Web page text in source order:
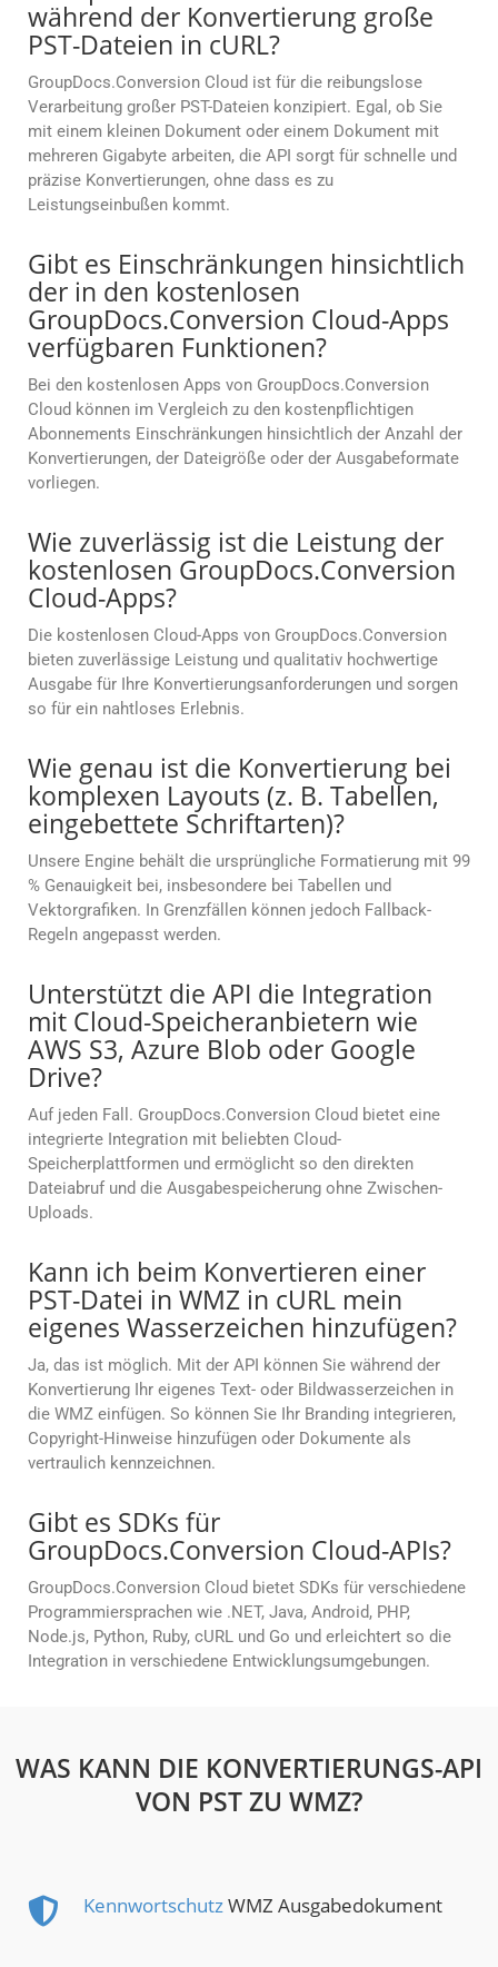
während der Konvertierung große
PST-Dateien in cURL?
GroupDocs.Conversion Cloud ist für die reibungslose
Verarbeitung großer PST-Dateien konzipiert. Egal, ob Sie
mit einem kleinen Dokument oder einem Dokument mit
mehreren Gigabyte arbeiten, die API sorgt für schnelle und
präzise Konvertierungen, ohne dass es zu
Leistungseinbußen kommt.
Gibt es Einschränkungen hinsichtlich
der in den kostenlosen
GroupDocs.Conversion Cloud-Apps
verfügbaren Funktionen?
Bei den kostenlosen Apps von GroupDocs.Conversion
Cloud können im Vergleich zu den kostenpflichtigen
Abonnements Einschränkungen hinsichtlich der Anzahl der
Konvertierungen, der Dateigröße oder der Ausgabeformate
vorliegen.
Wie zuverlässig ist die Leistung der
kostenlosen GroupDocs.Conversion
Cloud-Apps?
Die kostenlosen Cloud-Apps von GroupDocs.Conversion
bieten zuverlässige Leistung und qualitativ hochwertige
Ausgabe für Ihre Konvertierungsanforderungen und sorgen
so für ein nahtloses Erlebnis.
Wie genau ist die Konvertierung bei
komplexen Layouts (z. B. Tabellen,
eingebettete Schriftarten)?
Unsere Engine behält die ursprüngliche Formatierung mit 99
% Genauigkeit bei, insbesondere bei Tabellen und
Vektorgrafiken. In Grenzfällen können jedoch Fallback-
Regeln angepasst werden.
Unterstützt die API die Integration
mit Cloud-Speicheranbietern wie
AWS S3, Azure Blob oder Google
Drive?
Auf jeden Fall. GroupDocs.Conversion Cloud bietet eine
integrierte Integration mit beliebten Cloud-
Speicherplattformen und ermöglicht so den direkten
Dateiabruf und die Ausgabespeicherung ohne Zwischen-
Uploads.
Kann ich beim Konvertieren einer
PST-Datei in WMZ in cURL mein
eigenes Wasserzeichen hinzufügen?
Ja, das ist möglich. Mit der API können Sie während der
Konvertierung Ihr eigenes Text- oder Bildwasserzeichen in
die WMZ einfügen. So können Sie Ihr Branding integrieren,
Copyright-Hinweise hinzufügen oder Dokumente als
vertraulich kennzeichnen.
Gibt es SDKs für
GroupDocs.Conversion Cloud-APIs?
GroupDocs.Conversion Cloud bietet SDKs für verschiedene
Programmiersprachen wie .NET, Java, Android, PHP,
Node.js, Python, Ruby, cURL und Go und erleichtert so die
Integration in verschiedene Entwicklungsumgebungen.
WAS KANN DIE KONVERTIERUNGS-API
VON PST ZU WMZ?
KennwortschutzWMZ Ausgabedokument